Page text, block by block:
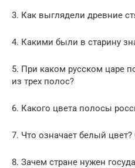
3. Как выглядели древние
4. Какими были в старину
5. При каком русском царе
из трех полос?
6. Какого цвета полосы
7. Что означает белый
8. Зачем стране нужен